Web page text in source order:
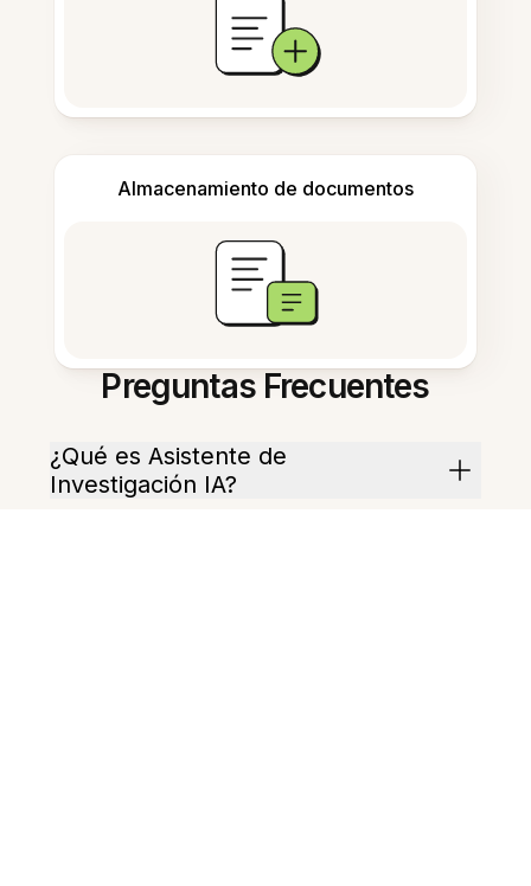
Almacenamiento de documentos
Preguntas Frecuentes
¿Qué es Asistente de
Investigación IA?